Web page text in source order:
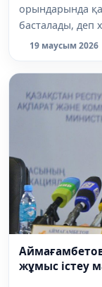
орындарында
басталады, деп
19 маусым 2026
жұмыс істеу